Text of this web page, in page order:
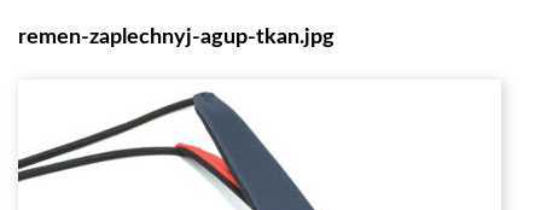
remen-zaplechnyj-agup-tkan.jpg